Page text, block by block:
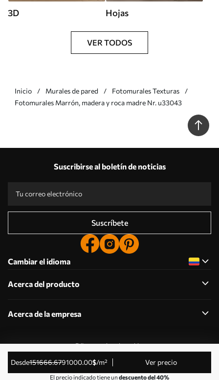
desde151666.6791000.00$/m² Ver precio
El precio indicado tiene un descuento del 40%
3D Hojas
VER TODOS
Inicio Murales de pared
Fotomurales Texturas
Fotomurales Marrón, madera y roca madre Nr. u33043
Suscribirse al boletín de noticias
Suscríbete
Cambiar el idioma
Acerca del producto
Acerca de la empresa
Editar permisos de cookies
© 2011-2026 Uwalls . Todos los derechos reservados.
Gestionado por KLW Sp. z o.o. CIF: PL9223057591.